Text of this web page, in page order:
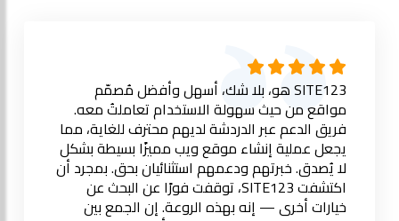
SITE123 هو، بلا شك، أسهل وأفضل مُصمّم
مواقع من حيث سهولة الاستخدام تعاملتُ معه.
فريق الدعم عبر الدردشة لديهم محترف للغاية، مما
يجعل عملية إنشاء موقع ويب مميزًا بسيطة بشكل
لا يُصدق. خبرتهم ودعمهم استثنائيان بحق. بمجرد أن
اكتشفت SITE123، توقفت فورًا عن البحث عن
خيارات أخرى — إنه بهذه الروعة. إن الجمع بين